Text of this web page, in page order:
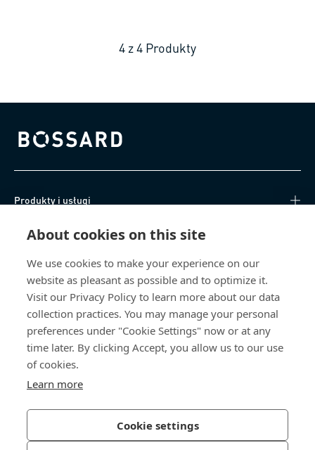
About cookies on this site
We use cookies to make your experience on our
website as pleasant as possible and to optimize it.
Visit our Privacy Policy to learn more about our data
collection practices. You may manage your personal
preferences under "Cookie Settings" now or at any
time later. By clicking Accept, you allow us to our use
of cookies.
Learn more
Cookie settings
4 z4 Produkty
Bossard homepage
Produkty i usługi
Centrum Wiedzy
Bezpośredni dostęp
Bossard Poland